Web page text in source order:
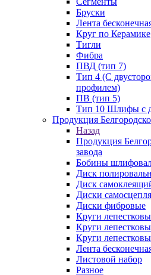
Бруски
Лента
Круг по Керамике
Тигли
Фибра
ПВД (тип 7)
Тип 4 (С
профилем)
ПВ (тип 5)
Тип 10 Шлифы с
Продукция
Назад
Продукция
завода
Бобины
Диск
Диск
Диски
Диски фибровые
Круги
Круги
Круги
Лента
Листовой набор
Разное